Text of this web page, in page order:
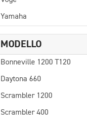
Yamaha
MODELLO
Bonneville 1200 T120
Daytona 660
Scrambler 1200
Scrambler 400